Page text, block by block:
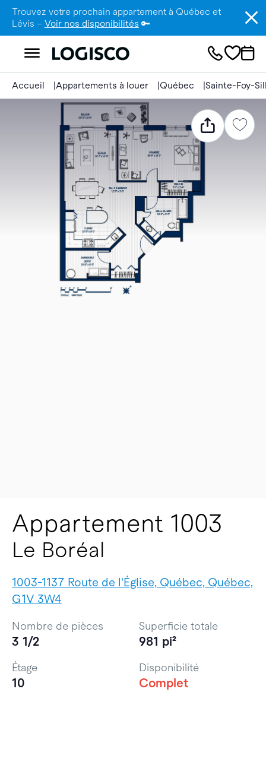
Trouvez votre prochain appartement à Québec et
Lévis – Voir nos disponibilités 🔑
Accueil Appartements à louer Québec Sainte-Foy-
Appartement 1003
Le Boréal
1003-1137 Route de l'Église, Québec, Québec,
G1V 3W4
Nombre de pièces
3 1/2
Superficie totale
981 pi²
Étage
10
Disponibilité
Complet